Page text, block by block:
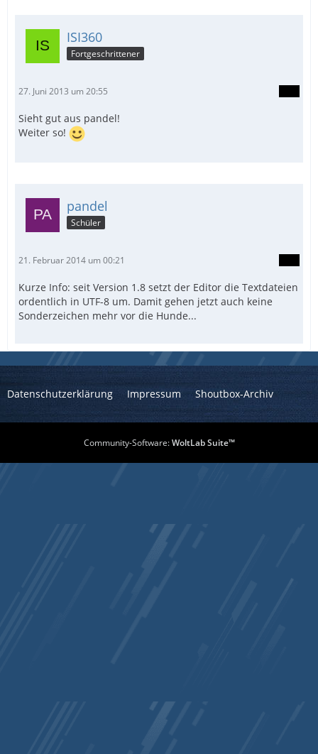
ISI360
Fortgeschrittener
27. Juni 2013 um 20:55
Sieht gut aus pandel!
Weiter so!
pandel
Schüler
21. Februar 2014 um 00:21
Kurze Info: seit Version 1.8 setzt der Editor die Textdateien
ordentlich in UTF-8 um. Damit gehen jetzt auch keine
Sonderzeichen mehr vor die Hunde...
Datenschutzerklärung Impressum Shoutbox-Archiv
Community-Software:WoltLab Suite™